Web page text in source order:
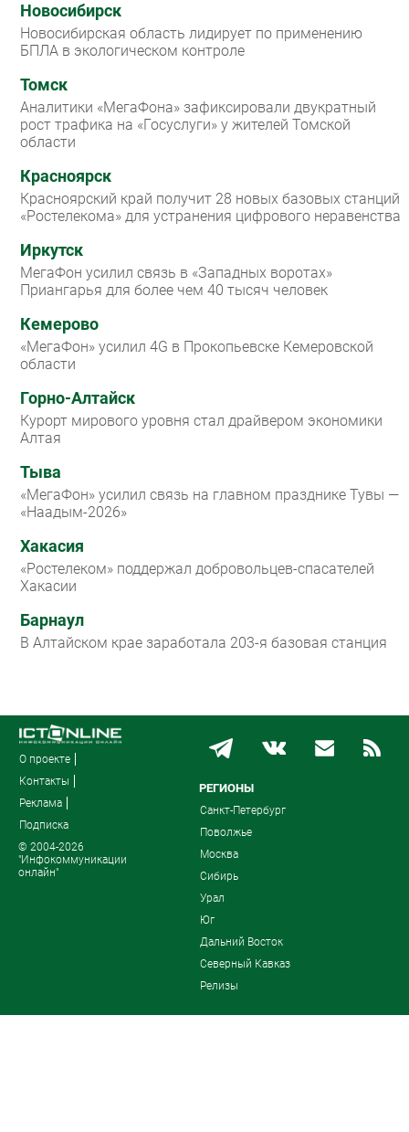
Новосибирск
Новосибирская область лидирует по применению
БПЛА в экологическом контроле
Томск
Аналитики «МегаФона» зафиксировали двукратный
рост трафика на «Госуслуги» у жителей Томской
области
Красноярск
Красноярский край получит 28 новых базовых станций
«Ростелекома» для устранения цифрового неравенства
Иркутск
МегаФон усилил связь в «Западных воротах»
Приангарья для более чем 40 тысяч человек
Кемерово
«МегаФон» усилил 4G в Прокопьевске Кемеровской
области
Горно-Алтайск
Курорт мирового уровня стал драйвером экономики
Алтая
Тыва
«МегаФон» усилил связь на главном празднике Тувы —
«Наадым-2026»
Хакасия
«Ростелеком» поддержал добровольцев-спасателей
Хакасии
Барнаул
В Алтайском крае заработала 203-я базовая станция
О проекте
Контакты
Реклама
Подписка
© 2004-2026
"Инфокоммуникации
онлайн"
РЕГИОНЫ
Санкт-Петербург
Поволжье
Москва
Сибирь
Урал
Юг
Дальний Восток
Северный Кавказ
Релизы